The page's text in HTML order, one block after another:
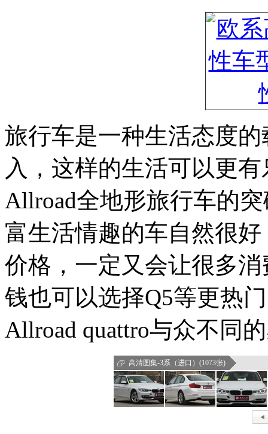
旅行车是一种生活态度
入，这样的生活可以更
Allroad全地形旅行车的
富生活情趣的车自然很
价格，一定又会让很多
钱也可以选择Q5等更热
Allroad quattro与众不同
高清图集-3系（进口）(1073张)